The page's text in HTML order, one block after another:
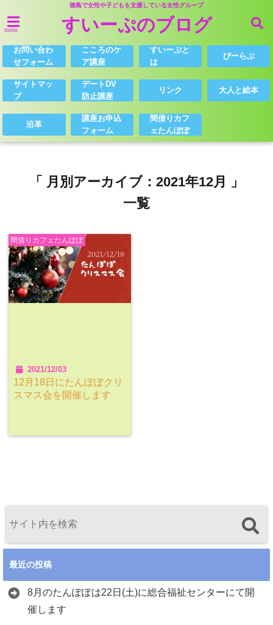
徳島で女性や子どもを支援している女性グループ
menu すいーぷのブログ
お問い合わ
せフォーム
こころのケ
ア講座
すいーぷと
は
びーらぶ
サイトマッ
プ
デートDV
防止講座
リンク 大人と絵本
沿革
講座お申込
フォーム
間借りカフ
ェたんぽぽ
「 月別アーカイブ：2021年12月 」
一覧
間借りカフェたんぽぽ
2021/12/03
12月18日にたんぽぽクリ
スマス会を開催します
最近の投稿
8月のたんぽぽは22日(土)に総合福祉センターにて開
催します